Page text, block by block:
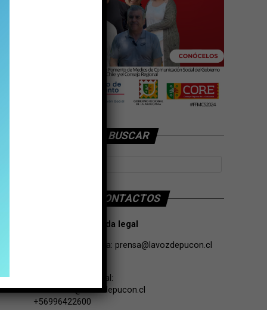
BUSCAR
CONTACTOS
Tarifas Propaganda legal
Contacto de Prensa: prensa@lavozdepucon.cl
Contacto Comercial:
comercial@lavozdepucon.cl
+56996422600